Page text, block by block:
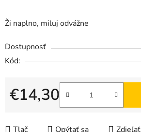
Ži naplno, miluj odvážne
Dostupnosť
Kód:
€14,30
Jednotková cena:
Tlač Opýtať sa Zdieľať